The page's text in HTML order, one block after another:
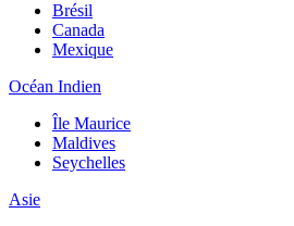
Brésil
Canada
Mexique
Océan Indien
Île Maurice
Maldives
Seychelles
Asie